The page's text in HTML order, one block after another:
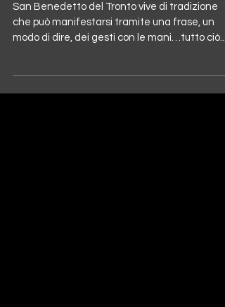
San Benedetto del Tronto vive di tradizione
che può manifestarsi tramite una frase, un